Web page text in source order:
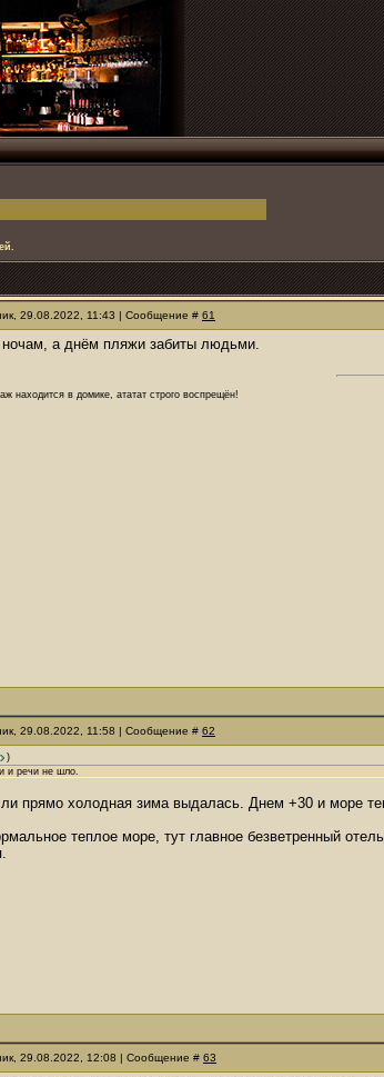
29.08.2022, 11:43 | Сообщение # 61
ночам, а днём пляжи забиты людьми.
находится в домике, ататат строго воспрещён!
29.08.2022, 11:58 | Сообщение # 62
)
и речи не шло.
прямо холодная зима выдалась. Днем +30 и море
теплое море, тут главное безветренный
29.08.2022, 12:08 | Сообщение # 63